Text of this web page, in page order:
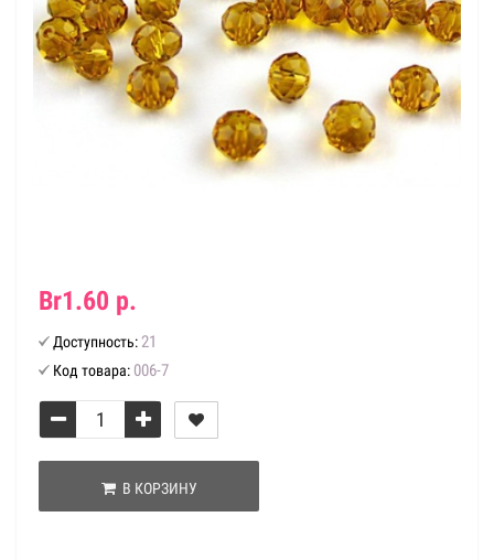
Br1.60 р.
Доступность: 21
Код товара: 006-7
В КОРЗИНУ